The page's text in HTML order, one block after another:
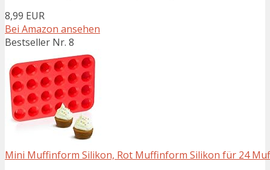
8,99 EUR
Bei Amazon ansehen
Bestseller Nr. 8
Mini Muffinform Silikon, Rot Muffinform Silikon für 24